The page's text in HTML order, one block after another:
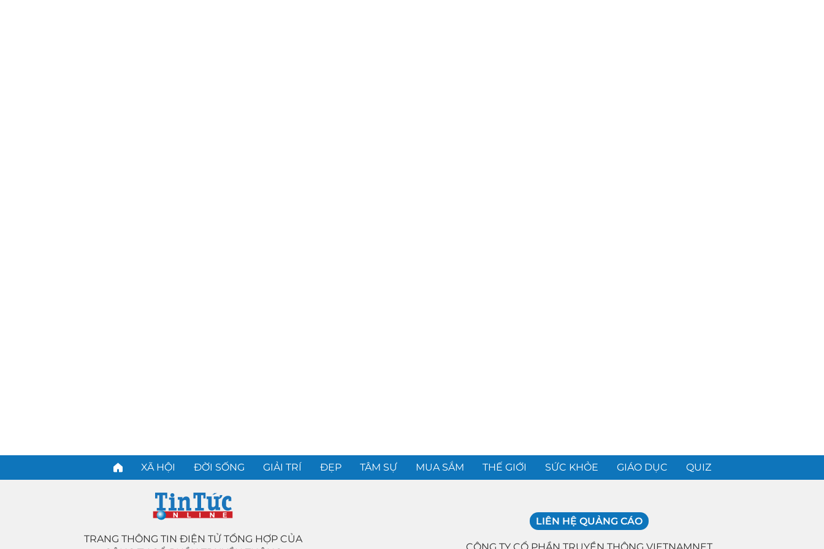
XÃ HỘI ĐỜI SỐNG GIẢI TRÍ ĐẸP TÂM SỰ MUA SẮM THẾ GIỚI SỨC KHỎE GIÁO DỤC QUIZ
TRANG THÔNG TIN ĐIỆN TỬ TỔNG HỢP CỦA
LIÊN HỆ QUẢNG CÁO
CÔNG TY CỔ PHẦN TRUYỀN THÔNG VIETNAMNET